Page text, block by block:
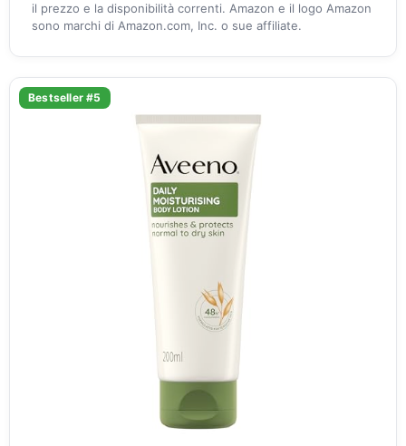
il prezzo e la disponibilità correnti. Amazon e il logo Amazon
sono marchi di Amazon.com, Inc. o sue affiliate.
Bestseller #5